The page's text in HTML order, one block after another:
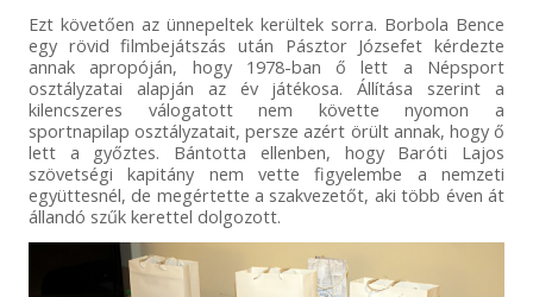
Ezt követően az ünnepeltek kerültek sorra. Borbola Bence
egy rövid filmbejátszás után Pásztor Józsefet kérdezte
annak apropóján, hogy 1978-ban ő lett a Népsport
osztályzatai alapján az év játékosa. Állítása szerint a
kilencszeres válogatott nem követte nyomon a
sportnapilap osztályzatait, persze azért örült annak, hogy ő
lett a győztes. Bántotta ellenben, hogy Baróti Lajos
szövetségi kapitány nem vette figyelembe a nemzeti
együttesnél, de megértette a szakvezetőt, aki több éven át
állandó szűk kerettel dolgozott.